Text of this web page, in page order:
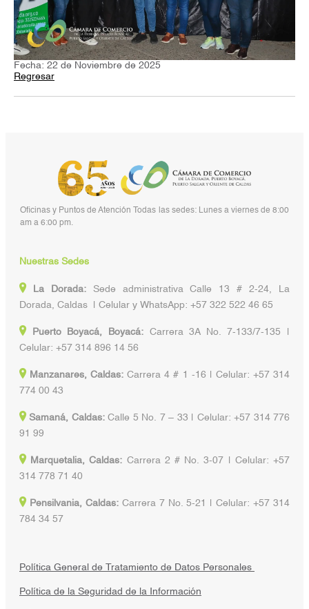
Fecha: 22 de Noviembre de 2025
Regresar
Oficinas y Puntos de Atención Todas las sedes: Lunes a viernes de 8:00
am a 6:00 pm.
Nuestras Sedes
La Dorada:Sede administrativa Calle 13 # 2-24, La
Dorada, Caldas | Celular y WhatsApp: +57 322 522 46 65
Puerto Boyacá, Boyacá:Carrera 3A No. 7-133/7-135 |
Celular: +57 314 896 14 56
Manzanares, Caldas: Carrera 4 # 1 -16 | Celular: +57 314
774 00 43
Samaná, Caldas:Calle 5 No. 7 – 33 | Celular: +57 314 776
91 99
Marquetalia, Caldas: Carrera 2 # No. 3-07 | Celular: +57
314 778 71 40
Pensilvania, Caldas:Carrera 7 No. 5-21 | Celular: +57 314
784 34 57
Política General de Tratamiento de Datos Personales
Política de la Seguridad de la Información